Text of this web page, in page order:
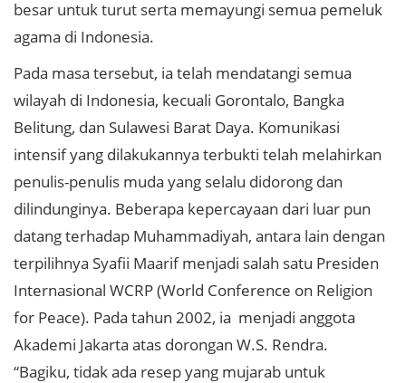
besar untuk turut serta memayungi semua pemeluk
agama di Indonesia.
Pada masa tersebut, ia telah mendatangi semua
wilayah di Indonesia, kecuali Gorontalo, Bangka
Belitung, dan Sulawesi Barat Daya. Komunikasi
intensif yang dilakukannya terbukti telah melahirkan
penulis-penulis muda yang selalu didorong dan
dilindunginya. Beberapa kepercayaan dari luar pun
datang terhadap Muhammadiyah, antara lain dengan
terpilihnya Syafii Maarif menjadi salah satu Presiden
Internasional WCRP (World Conference on Religion
for Peace). Pada tahun 2002, ia menjadi anggota
Akademi Jakarta atas dorongan W.S. Rendra.
“Bagiku, tidak ada resep yang mujarab untuk